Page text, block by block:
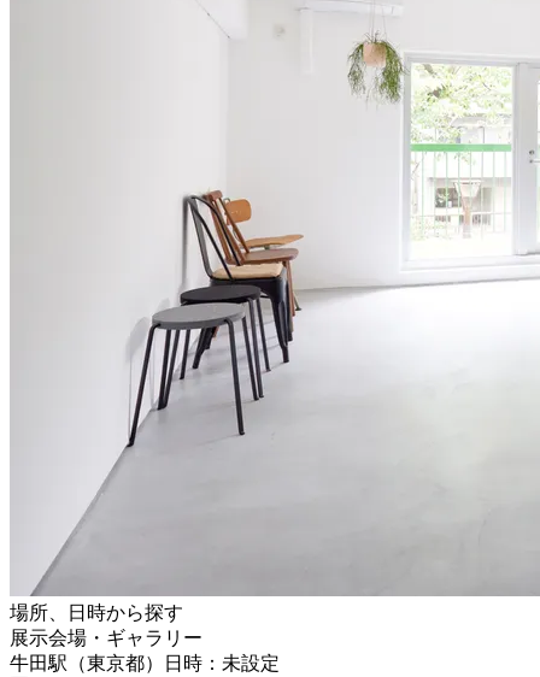
場所、日時から探す
展示会場・ギャラリー
牛田駅（東京都）
日時：未設定